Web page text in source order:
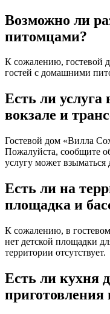
Возможно ли
питомцами?
К сожалению, гостевой
гостей с домашними
Есть ли услуга
вокзале и
Гостевой дом «Вилла
Пожалуйста, сообщите
услугу может взыматься
Есть ли на
площадка и
К сожалению, в
нет детской площадки
территории отсутствует.
Есть ли кухня